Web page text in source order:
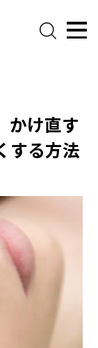
かけ直す
する方法